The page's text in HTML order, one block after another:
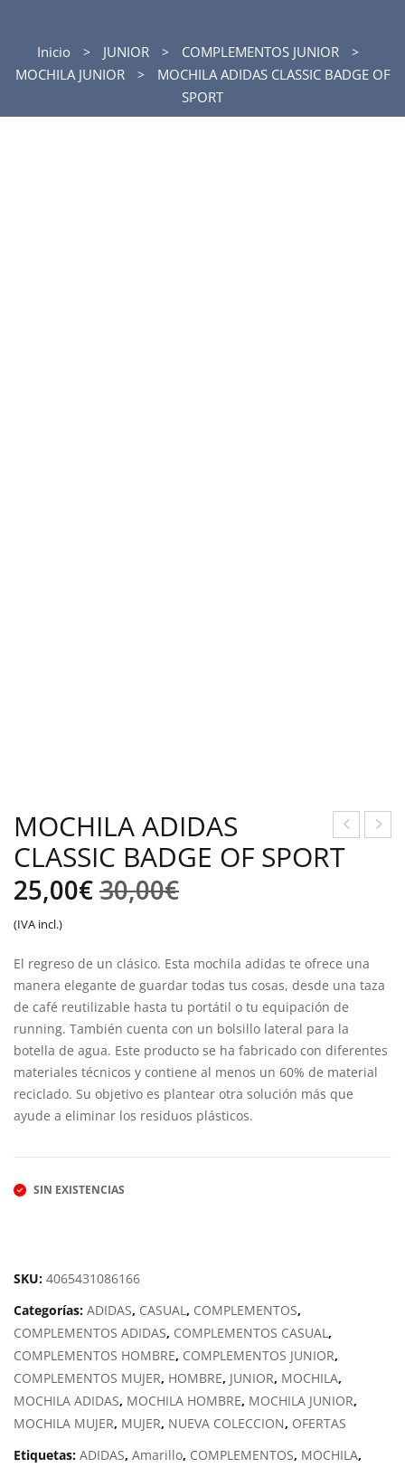
Inicio JUNIOR
COMPLEMENTOS JUNIOR
MOCHILA JUNIOR
MOCHILA ADIDAS CLASSIC BADGE OF
SPORT
OLS
ADI
DAS
ESS
ENT
IAL
TES
MOCHILA ADIDAS
CLASSIC BADGE OF SPORT
30,00€El
original
era:
30,00€.
25,00€
El
actual
es:
25,00€.
(IVA incl.)
El regreso de un clásico. Esta mochila adidas te ofrece una
manera elegante de guardar todas tus cosas, desde una taza
de café reutilizable hasta tu portátil o tu equipación de
running. También cuenta con un bolsillo lateral para la
botella de agua. Este producto se ha fabricado con diferentes
materiales técnicos y contiene al menos un 60% de material
reciclado. Su objetivo es plantear otra solución más que
ayude a eliminar los residuos plásticos.
SIN EXISTENCIAS
SKU: 4065431086166
Categorías: ADIDAS, CASUAL, COMPLEMENTOS,
COMPLEMENTOS ADIDAS, COMPLEMENTOS CASUAL,
COMPLEMENTOS HOMBRE, COMPLEMENTOS JUNIOR,
COMPLEMENTOS MUJER, HOMBRE, JUNIOR, MOCHILA,
MOCHILA ADIDAS, MOCHILA HOMBRE, MOCHILA JUNIOR,
MOCHILA MUJER, MUJER, NUEVA COLECCION, OFERTAS
Etiquetas: ADIDAS, Amarillo, COMPLEMENTOS, MOCHILA,